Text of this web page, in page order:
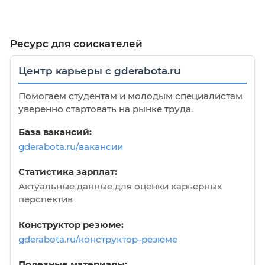
2) заполненную и подписанную анкету по
установленной распоряжением
Российской Федерации от 26.05.2005 №
утверждении формы анкеты для участия в
конкурсе на замещение вакантной
государственной гражданской службы РФ»,
3) копию паспорта или заменяющего его
документа (соответствующий документ
предъявляется лично по прибытии на
4) документы, подтверждающие
профессиональное образование, стаж
- копию трудовой и (или) сведения о
деятельности, оформленные в